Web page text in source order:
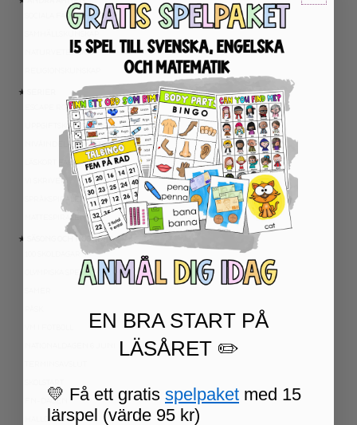
SOCIALA FÄRDIGHETER
NATURVETENSKAP
★ SERIER
ESCAPE ROOMS
UPPGIFTSKORT SVENSKA
NIVÅINDELADE LÄSTEXTER
LÄSKORT FAKTA
VI SKRIVER
SPRÅKSPIRALEN
MATTESPIRALEN
★ SÄSONG OCH HÖGTIDER
OLYMPISKA SPELEN
FN-DAGEN
HALLOWEEN
EN BRA START PÅ
LÄSÅRET ✏️
💛 Få ett gratis spelpaket med 15
lärspel (värde 95 kr)